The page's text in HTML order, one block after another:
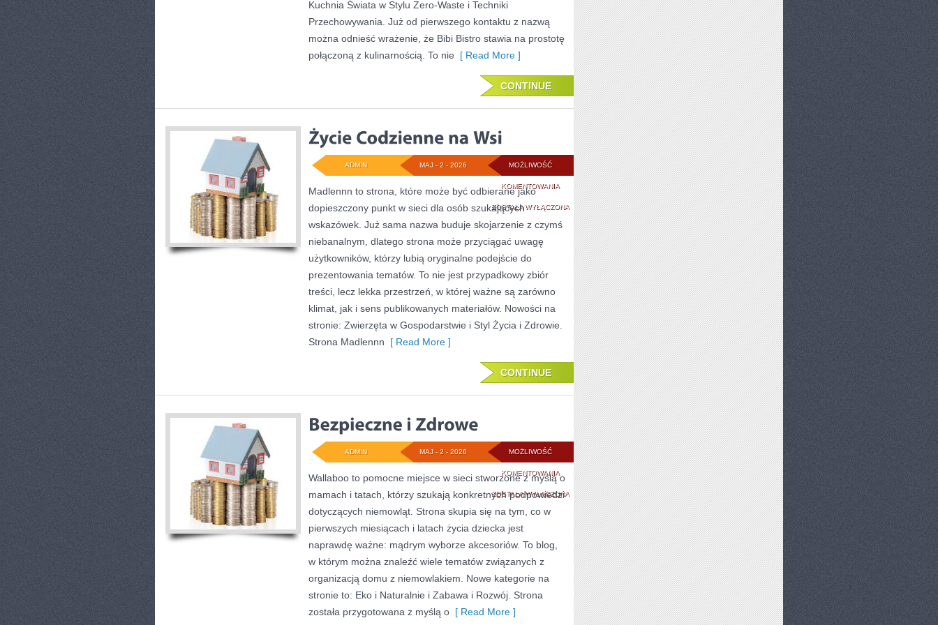
Kuchnia Świata w Stylu Zero-Waste i Techniki
Przechowywania. Już od pierwszego kontaktu z nazwą
można odnieść wrażenie, że Bibi Bistro stawia na prostotę
połączoną z kulinarnością. To nie [ Read More ]
CONTINUE
MOŻLIWOŚĆ
KOMENTOWANIAŻYCIE
CODZIENNE
NA
ZOSTAŁA WYŁĄCZONA
MAJ - 2 - 2026
ADMIN
Madlennn to strona, które może być odbierane jako
dopieszczony punkt w sieci dla osób szukających
wskazówek. Już sama nazwa buduje skojarzenie z czymś
niebanalnym, dlatego strona może przyciągać uwagę
użytkowników, którzy lubią oryginalne podejście do
prezentowania tematów. To nie jest przypadkowy zbiór
treści, lecz lekka przestrzeń, w której ważne są zarówno
klimat, jak i sens publikowanych materiałów. Nowości na
stronie: Zwierzęta w Gospodarstwie i Styl Życia i Zdrowie.
Strona Madlennn [ Read More ]
CONTINUE
MOŻLIWOŚĆ
KOMENTOWANIABEZPIECZNE
I
ZDROWE
ZOSTAŁA WYŁĄCZONA
MAJ - 2 - 2026
ADMIN
Wallaboo to pomocne miejsce w sieci stworzone z myślą o
mamach i tatach, którzy szukają konkretnych podpowiedzi
dotyczących niemowląt. Strona skupia się na tym, co w
pierwszych miesiącach i latach życia dziecka jest
naprawdę ważne: mądrym wyborze akcesoriów. To blog,
w którym można znaleźć wiele tematów związanych z
organizacją domu z niemowlakiem. Nowe kategorie na
stronie to: Eko i Naturalnie i Zabawa i Rozwój. Strona
została przygotowana z myślą o [ Read More ]